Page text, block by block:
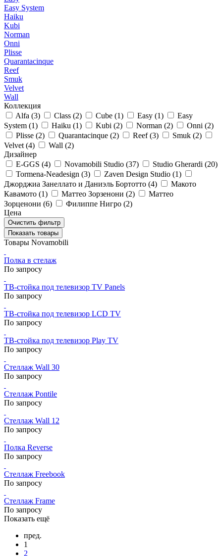
Easy System
Haiku
Kubi
Norman
Onni
Plisse
Quarantacinque
Reef
Smuk
Velvet
Wall
Коллекция
Alfa (3) Class (2) Cube (1) Easy (1)
Easy
System (1) Haiku (1) Kubi (2) Norman (2) Onni (2)
Plisse (2) Quarantacinque (2) Reef (3) Smuk (2)
Velvet (4) Wall (2)
Дизайнер
E-GGS (4) Novamobili Studio (37) Studio Gherardi (20)
Tormena-Neadesign (3) Zaven Design Studio (1)
Джорджиа Занеллато и Даниэль Бортотто (4)
Макото
Кавамото (1) Маттео Зорзенони (2)
Маттео
Зорценони (6) Филиппе Нигро (2)
Цена
Очистить фильтр
Показать товары
Товары Novamobili
Полка в стелаж
По запросу
ТВ-стойка под телевизор TV Panels
По запросу
ТВ-стойка под телевизор LCD TV
По запросу
ТВ-стойка под телевизор Play TV
По запросу
Стеллаж Wall 30
По запросу
Стеллаж Pontile
По запросу
Стеллаж Wall 12
По запросу
Полка Reverse
По запросу
Стеллаж Freebook
По запросу
Стеллаж Frame
По запросу
Показать ещё
пред.
1
2